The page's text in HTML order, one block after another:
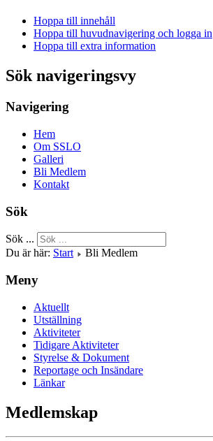
Hoppa till innehåll
Hoppa till huvudnavigering och logga in
Hoppa till extra information
Sök navigeringsvy
Navigering
Hem
Om SSLO
Galleri
Bli Medlem
Kontakt
Sök
Sök ...
Du är här: Start Bli Medlem
Meny
Aktuellt
Utställning
Aktiviteter
Tidigare Aktiviteter
Styrelse & Dokument
Reportage och Insändare
Länkar
Medlemskap